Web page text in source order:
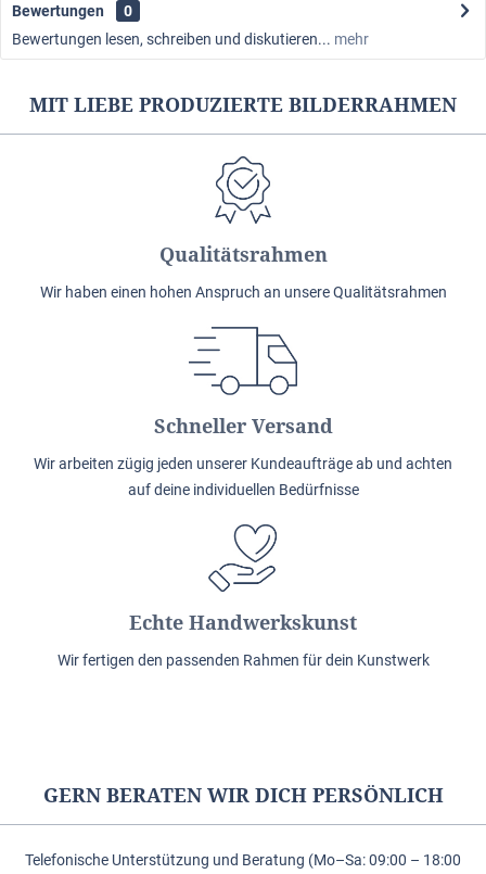
Bewertungen
0
Bewertungen lesen, schreiben und diskutieren... mehr
MIT LIEBE PRODUZIERTE BILDERRAHMEN
Qualitätsrahmen
Wir haben einen hohen Anspruch an unsere Qualitätsrahmen
Schneller Versand
Wir arbeiten zügig jeden unserer Kundeaufträge ab und achten
auf deine individuellen Bedürfnisse
Echte Handwerkskunst
Wir fertigen den passenden Rahmen für dein Kunstwerk
GERN BERATEN WIR DICH PERSÖNLICH
Telefonische Unterstützung und Beratung (Mo–Sa: 09:00 – 18:00